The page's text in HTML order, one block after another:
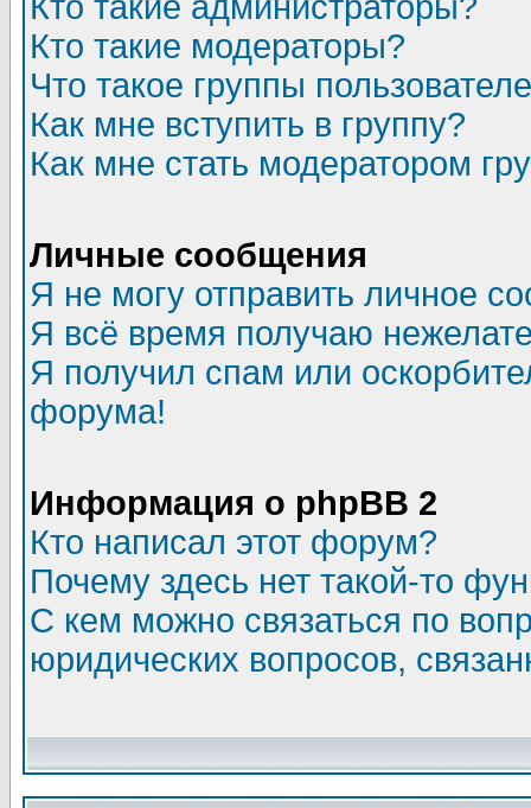
Кто такие модераторы?
Что такое группы
Как мне вступить в группу?
Как мне стать модератором
Личные сообщения
Я не могу отправить личное
Я всё время получаю
Я получил спам или
форума!
Информация о phpBB 2
Кто написал этот форум?
Почему здесь нет такой-то
С кем можно связаться по
юридических вопросов,